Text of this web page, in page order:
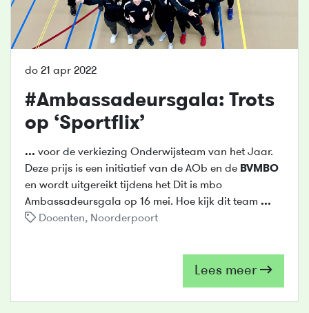
do 21 apr 2022
#Ambassadeursgala: Trots
op ‘Sportflix’
... voor de verkiezing Onderwijsteam van het Jaar.
Deze prijs is een initiatief van de AOb en de BVMBO
en wordt uitgereikt tijdens het Dit is mbo
Ambassadeursgala op 16 mei. Hoe kijk dit team ...
Docenten, Noorderpoort
Lees meer